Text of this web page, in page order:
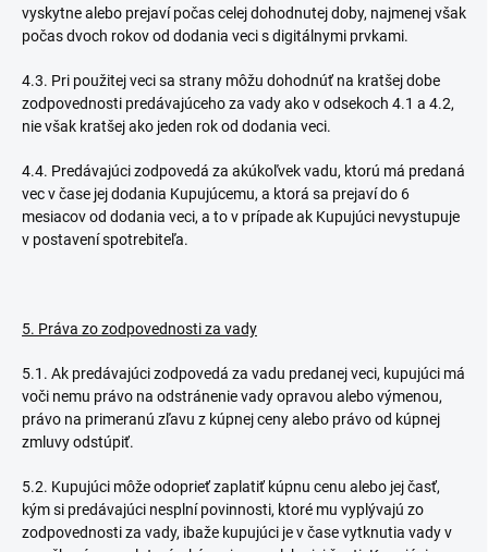
vyskytne alebo prejaví počas celej dohodnutej doby, najmenej však
počas dvoch rokov od dodania veci s digitálnymi prvkami.
4.3. Pri použitej veci sa strany môžu dohodnúť na kratšej dobe
zodpovednosti predávajúceho za vady ako v odsekoch 4.1 a 4.2,
nie však kratšej ako jeden rok od dodania veci.
4.4. Predávajúci zodpovedá za akúkoľvek vadu, ktorú má predaná
vec v čase jej dodania Kupujúcemu, a ktorá sa prejaví do 6
mesiacov od dodania veci, a to v prípade ak Kupujúci nevystupuje
v postavení spotrebiteľa.
5. Práva zo zodpovednosti za vady
5.1. Ak predávajúci zodpovedá za vadu predanej veci, kupujúci má
voči nemu právo na odstránenie vady opravou alebo výmenou,
právo na primeranú zľavu z kúpnej ceny alebo právo od kúpnej
zmluvy odstúpiť.
5.2. Kupujúci môže odoprieť zaplatiť kúpnu cenu alebo jej časť,
kým si predávajúci nesplní povinnosti, ktoré mu vyplývajú zo
zodpovednosti za vady, ibaže kupujúci je v čase vytknutia vady v